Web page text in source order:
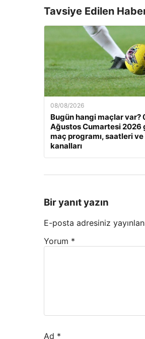
Tavsiye Edilen
08/08/2026
Bugün hangi maçlar var?
Ağustos Cumartesi 2026
maç programı, saatleri ve
kanalları
Bir yanıt yazın
E-posta adresiniz
Yorum *
Ad *